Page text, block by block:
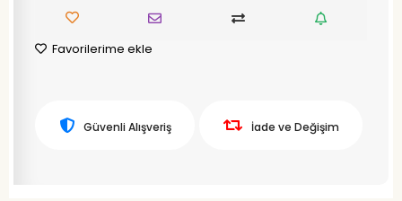
Favorilerime ekle
Güvenli Alışveriş İade ve Değişim